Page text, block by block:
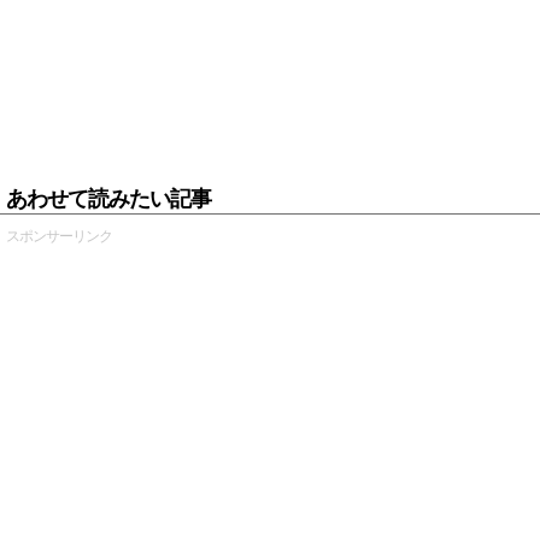
あわせて読みたい記事
スポンサーリンク